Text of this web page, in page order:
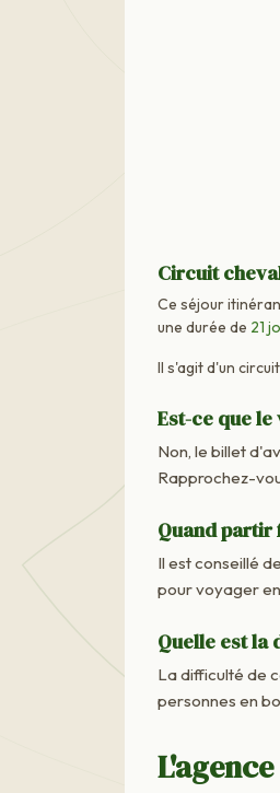
Circuit
Ce séjour
une durée de 21
Il s'agit d'un
Est-ce que
Non, le billet
Rapprochez-
Quand partir
Il est conseillé
pour voyager
Quelle est la
La difficulté de
personnes en